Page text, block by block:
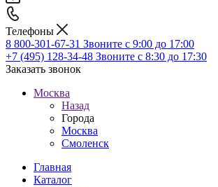
Телефоны
8 800-301-67-31 Звоните с 9:00 до 17:00
+7 (495) 128-34-48 Звоните с 8:30 до 17:30
Заказать звонок
Москва
Назад
Города
Москва
Смоленск
Главная
Каталог